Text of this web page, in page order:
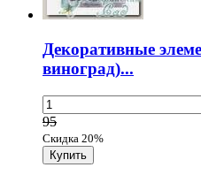
Декоративные
виноград)...
95
Скидка 20%